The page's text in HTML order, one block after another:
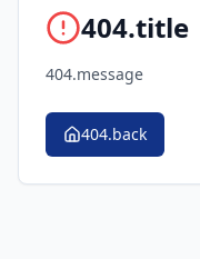
404.title
404.message
404.back